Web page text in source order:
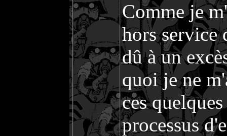
Comme je
hors service
dû à un
quoi je ne
ces
processus